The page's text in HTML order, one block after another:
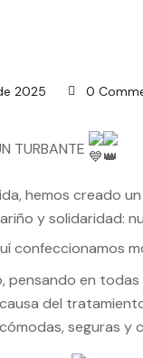
2025 0
TURBANTE
hemos creado
y solidaridad:
confeccionamos
pensando en todas
del
seguras y